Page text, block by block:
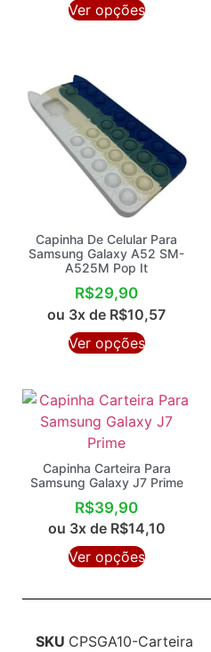
Ver opções
Capinha De Celular Para
Samsung Galaxy A52 SM-
A525M Pop It
R$29,90
ou 3x de R$10,57
Ver opções
Capinha Carteira Para
Samsung Galaxy J7 Prime
R$39,90
ou 3x de R$14,10
Ver opções
SKU CPSGA10-Carteira